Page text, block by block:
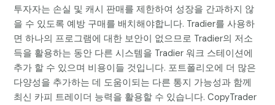
투자자는 손실 및 캐시 판매를 제한하여 성장을 간과하지 않
을 수 있도록 예방 구매를 배치해야합니다. Tradier를 사용하
면 하나의 프로그램에 대한 보안이 없으므로 Tradier의 저소
득을 활용하는 동안 다른 시스템을 Tradier 워크 스테이션에
추가 할 수 있으며 비용이들 것입니다. 포트폴리오에 더 많은
다양성을 추가하는 데 도움이되는 다른 통지 가능성과 함께
최신 카피 트레이더 능력을 활용할 수 있습니다. CopyTrader